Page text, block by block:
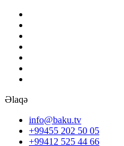
Əlaqə
info@baku.tv
+99455 202 50 05
+99412 525 44 66